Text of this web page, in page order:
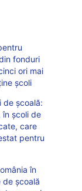
fonduri
ori mai
școli
de școală:
școli de
care
pentru
în
de școală